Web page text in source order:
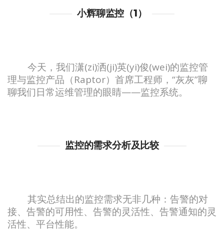
小辉聊监控（1）
今天，我们潇(zi)洒(ji)英(yi)俊(wei)的监控管
理与监控产品（Raptor）首席工程师，“灰灰”聊
聊我们日常运维管理的眼睛——监控系统。
监控的需求分析及比较
其实总结出的监控需求无非几种：告警的对
接、告警的可用性、告警的灵活性、告警通知的灵
活性、平台性能。